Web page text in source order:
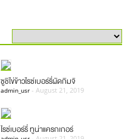
ซูชิไข่ข้าวไรซ์เบอร์รี่ผัดกิมจิ
admin_usr - August 21, 2019
ไรซ์เบอร์รี่ ทูน่าแครกเกอร์